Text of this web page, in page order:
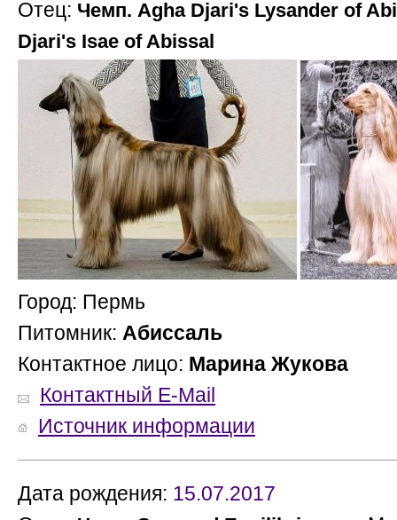
Отец: Чемп. Agha Djari's Lysander of
Djari's Isae of Abissal
Город: Пермь
Питомник: Абиссаль
Контактное лицо: Марина Жукова
Контактный E-Mail
Источник информации
Дата рождения: 15.07.2017